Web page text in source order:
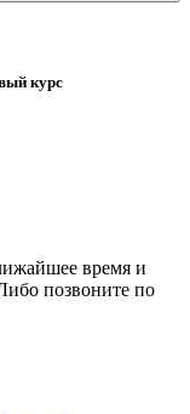
курс
время и
позвоните по